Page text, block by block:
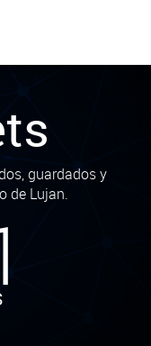
guardados y
de Lujan.